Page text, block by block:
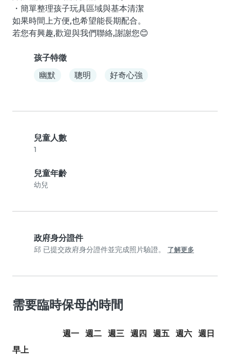
・簡單整理孩子玩具區域與基本清潔
如果時間上方便,也希望能長期配合。
若您有興趣,歡迎與我們聯絡,謝謝您😊
孩子特徵
幽默
聰明 好奇心強
兒童人數
1
兒童年齡
幼兒
政府身分證件
邱 已提交政府身分證件並完成照片驗證。 了解更多
需要臨時保母的時間
週一 週二 週三 週四 週五 週六
週日
早上